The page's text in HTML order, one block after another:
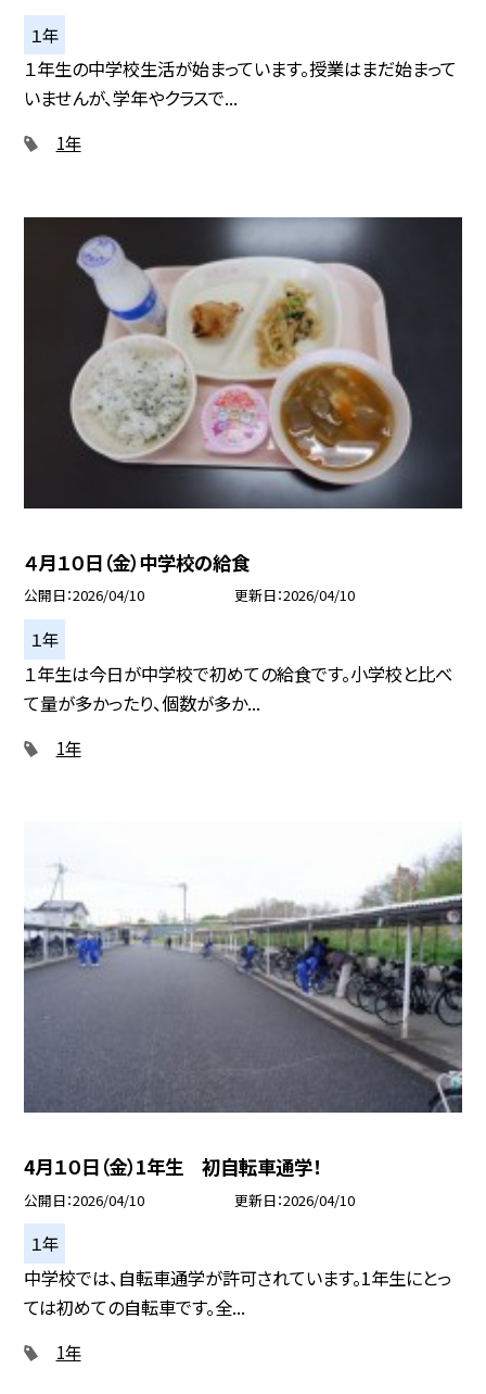
１年
１年生の中学校生活が始まっています。授業はまだ始まって
いませんが、学年やクラスで...
1年
４月１０日（金）中学校の給食
公開日 2026/04/10 更新日 2026/04/10
１年
１年生は今日が中学校で初めての給食です。小学校と比べ
て量が多かったり、個数が多か...
1年
4月１０日（金）1年生 初自転車通学！
公開日 2026/04/10 更新日 2026/04/10
１年
中学校では、自転車通学が許可されています。1年生にとっ
ては初めての自転車です。全...
1年